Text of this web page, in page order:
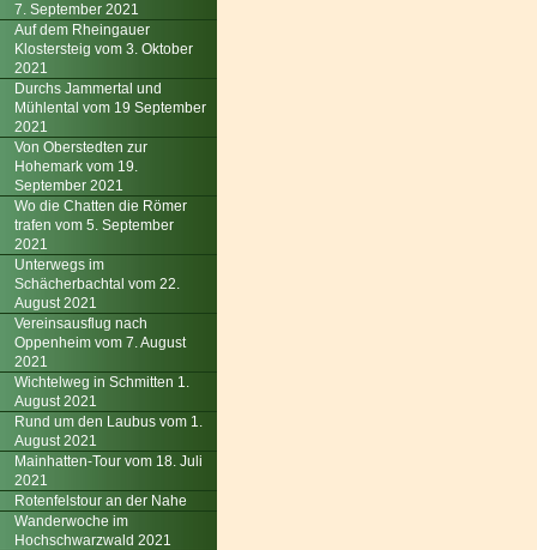
7. September 2021
Auf dem Rheingauer
Klostersteig vom 3. Oktober
2021
Durchs Jammertal und
Mühlental vom 19 September
2021
Von Oberstedten zur
Hohemark vom 19.
September 2021
Wo die Chatten die Römer
trafen vom 5. September
2021
Unterwegs im
Schächerbachtal vom 22.
August 2021
Vereinsausflug nach
Oppenheim vom 7. August
2021
Wichtelweg in Schmitten 1.
August 2021
Rund um den Laubus vom 1.
August 2021
Mainhatten-Tour vom 18. Juli
2021
Rotenfelstour an der Nahe
Wanderwoche im
Hochschwarzwald 2021